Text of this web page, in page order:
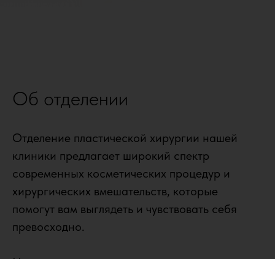
Об отделении
Отделение пластической хирургии нашей
клиники предлагает широкий спектр
современных косметических процедур и
хирургических вмешательств, которые
помогут вам выглядеть и чувствовать себя
превосходно.